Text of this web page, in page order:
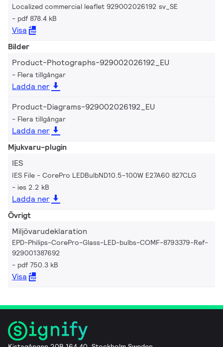
Localized commercial leaflet 929002026192 sv_SE
pdf 878.4 kB
Visa
Bilder
Product-Photographs-929002026192_EU
Flera tillgångar
Ladda ner
Product-Diagrams-929002026192_EU
Flera tillgångar
Ladda ner
Mjukvaru-plugin
IES
IES File - CorePro LEDBulbND10.5-100W E27A60 827CLG
ies 2.2 kB
Ladda ner
Övrigt
Miljövarudeklaration
EPD-Philips-CorePro-Glass-LED-bulbs-COMF-8793379-Ref-
929001387692
pdf 750.3 kB
Visa